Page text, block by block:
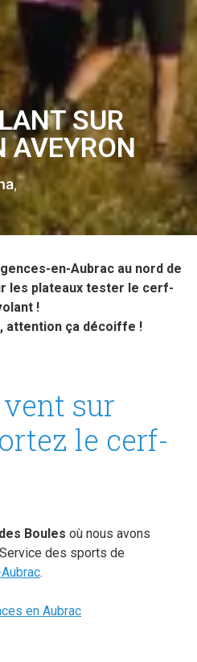
SUR
AVEYRON
en-Aubrac au nord de
les plateaux tester le cerf-
!
attention ça décoiffe !
sur
le cerf-
Boules où nous avons
des sports de
.